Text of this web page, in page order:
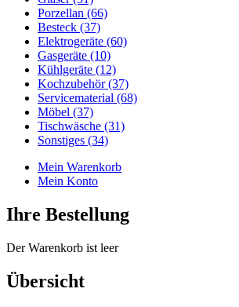
Porzellan (66)
Besteck (37)
Elektrogeräte (60)
Gasgeräte (10)
Kühlgeräte (12)
Kochzubehör (37)
Servicematerial (68)
Möbel (37)
Tischwäsche (31)
Sonstiges (34)
Mein Warenkorb
Mein Konto
Ihre Bestellung
Der Warenkorb ist leer
Übersicht